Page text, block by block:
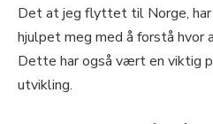
Det at jeg flyttet til Norge,
hjulpet meg med å forstå hvor
Dette har også vært en viktig
utvikling.